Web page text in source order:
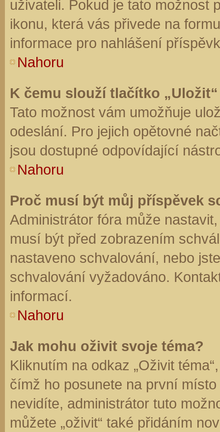
uživateli. Pokud je tato možnost
ikonu, která vás přivede na
informace pro nahlášení
Nahoru
K čemu slouží tlačítko
Tato možnost vám umožňuje
odeslání. Pro jejich opětovné
jsou dostupné odpovídající
Nahoru
Proč musí být můj příspěvek
Administrátor fóra může
musí být před zobrazením
nastaveno schvalování, nebo
schvalování vyžadováno.
informací.
Nahoru
Jak mohu oživit svoje téma?
Kliknutím na odkaz „Oživit
čímž ho posunete na první
nevidíte, administrátor tuto
můžete „oživit“ také přidáním